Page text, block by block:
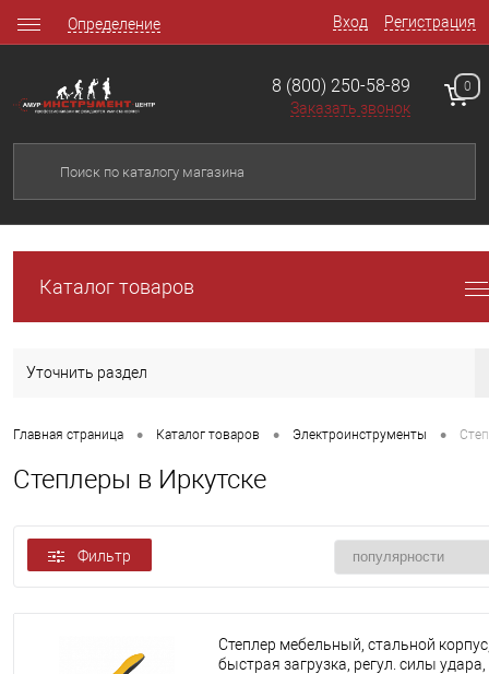
Вход Регистрация
Определение
8 (800) 250-58-89
Заказать звонок
0
Каталог товаров
Уточнить раздел
Главная страница • Каталог товаров • Электроинструменты •
Степлеры в Иркутске
Фильтр
Степлер мебельный, стальной
быстрая загрузка, регул. силы удара,